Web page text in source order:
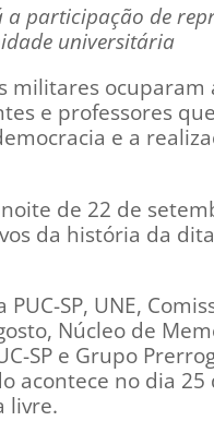
participação de
universitária
militares ocuparam
e professores
e a
de 22 de
da história da
PUC-SP, UNE,
Núcleo de
SP e Grupo
acontece no dia
livre.